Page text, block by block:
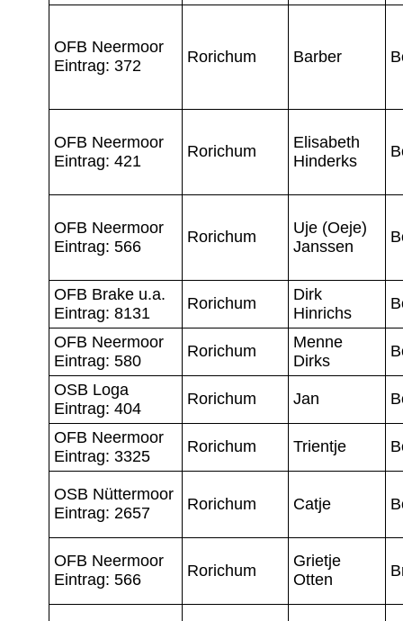
OFB Neermoor
Eintrag: 372
Rorichum Barber
OFB Neermoor
Eintrag: 421
Rorichum
Elisabeth
Hinderks
OFB Neermoor
Eintrag: 566
Rorichum
Uje (Oeje)
Janssen
OFB Brake u.a.
Eintrag: 8131
Rorichum
Dirk
Hinrichs
OFB Neermoor
Eintrag: 580
Rorichum
Menne
Dirks
OSB Loga
Eintrag: 404
Rorichum Jan
OFB Neermoor
Eintrag: 3325
Rorichum Trientje
OSB Nüttermoor
Eintrag: 2657
Rorichum Catje
OFB Neermoor
Eintrag: 566
Rorichum
Grietje
Otten